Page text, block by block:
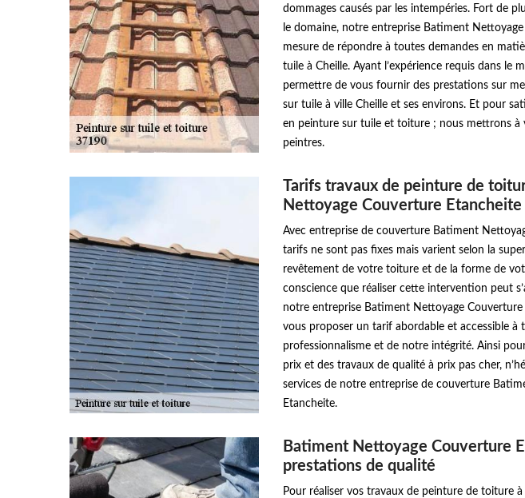
dommages causés par les intempéries. Fort de
le domaine, notre entreprise Batiment
mesure de répondre à toutes demandes en
tuile à Cheille. Ayant l’expérience requis dans le
permettre de vous fournir des prestations sur
sur tuile à ville Cheille et ses environs. Et pour
en peinture sur tuile et toiture ; nous mettrons à
peintres.
Tarifs travaux de peinture de
Nettoyage Couverture Etancheite
Avec entreprise de couverture Batiment
tarifs ne sont pas fixes mais varient selon la
revêtement de votre toiture et de la forme de
conscience que réaliser cette intervention peut
notre entreprise Batiment Nettoyage
vous proposer un tarif abordable et accessible à
professionnalisme et de notre intégrité. Ainsi
prix et des travaux de qualité à prix pas cher,
services de notre entreprise de couverture
Etancheite.
Batiment Nettoyage Couverture
prestations de qualité
Pour réaliser vos travaux de peinture de toiture